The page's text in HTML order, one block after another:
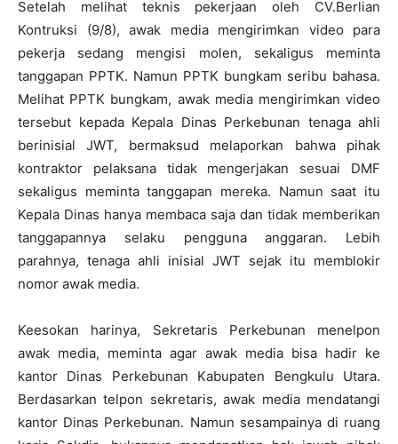
Setelah melihat teknis pekerjaan oleh CV.Berlian
Kontruksi (9/8), awak media mengirimkan video para
pekerja sedang mengisi molen, sekaligus meminta
tanggapan PPTK. Namun PPTK bungkam seribu bahasa.
Melihat PPTK bungkam, awak media mengirimkan video
tersebut kepada Kepala Dinas Perkebunan tenaga ahli
berinisial JWT, bermaksud melaporkan bahwa pihak
kontraktor pelaksana tidak mengerjakan sesuai DMF
sekaligus meminta tanggapan mereka. Namun saat itu
Kepala Dinas hanya membaca saja dan tidak memberikan
tanggapannya selaku pengguna anggaran. Lebih
parahnya, tenaga ahli inisial JWT sejak itu memblokir
nomor awak media.
Keesokan harinya, Sekretaris Perkebunan menelpon
awak media, meminta agar awak media bisa hadir ke
kantor Dinas Perkebunan Kabupaten Bengkulu Utara.
Berdasarkan telpon sekretaris, awak media mendatangi
kantor Dinas Perkebunan. Namun sesampainya di ruang